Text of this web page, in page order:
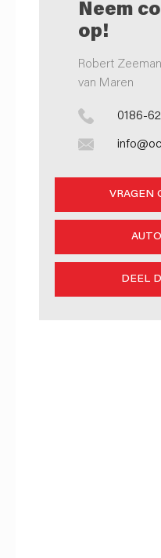
Neem
op!
Robert
van Maren
0186-
VRAGEN
DEEL